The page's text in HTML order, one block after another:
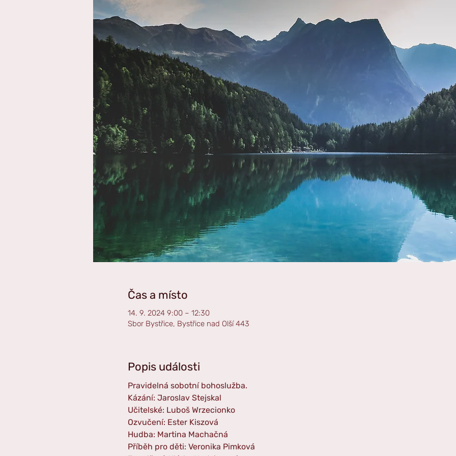
Čas a místo
14. 9. 2024 9:00 – 12:30
Sbor Bystřice, Bystřice nad Olší 443
Popis události
Pravidelná sobotní bohoslužba.
Kázání: Jaroslav Stejskal
Učitelské: Luboš Wrzecionko
Ozvučení: Ester Kiszová
Hudba: Martina Machačná
Příběh pro děti: Veronika Pimková